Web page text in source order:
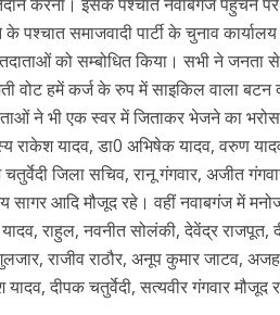
पश्चात समाजवादी पार्टी के चुनाव
को सम्बोधित किया। सभी ने जनता
वोट हमें कर्ज के रुप में साइकिल वाला
ने भी एक स्वर में जिताकर भेजने का
राकेश यादव, डा0 अभिषेक यादव, वरुण
जिला सचिव, रानू गंगवार, अजीत
सागर आदि मौजूद रहे। वहीं नवाबगंज में
यादव, राहुल, नवनीत सोलंकी, देवेंद्र राजपूत,
राजीव राठौर, अनूप कुमार जाटव,
यादव, दीपक चतुर्वेदी, सत्यवीर गंगवार मौजूद